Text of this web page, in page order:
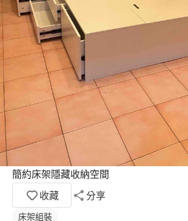
簡約床架隱藏收納空間
收藏
分享
床架組裝